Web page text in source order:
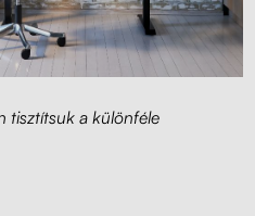
tisztítsuk a különféle